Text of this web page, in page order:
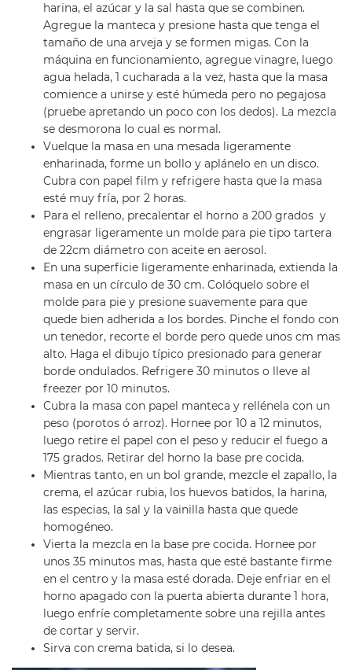
harina, el azúcar y la sal hasta que se combinen.
Agregue la manteca y presione hasta que tenga el
tamaño de una arveja y se formen migas. Con la
máquina en funcionamiento, agregue vinagre, luego
agua helada, 1 cucharada a la vez, hasta que la masa
comience a unirse y esté húmeda pero no pegajosa
(pruebe apretando un poco con los dedos). La mezcla
se desmorona lo cual es normal.
Vuelque la masa en una mesada ligeramente
enharinada, forme un bollo y aplánelo en un disco.
Cubra con papel film y refrigere hasta que la masa
esté muy fría, por 2 horas.
Para el relleno, precalentar el horno a 200 grados y
engrasar ligeramente un molde para pie tipo tartera
de 22cm diámetro con aceite en aerosol.
En una superficie ligeramente enharinada, extienda la
masa en un círculo de 30 cm. Colóquelo sobre el
molde para pie y presione suavemente para que
quede bien adherida a los bordes. Pinche el fondo con
un tenedor, recorte el borde pero quede unos cm mas
alto. Haga el dibujo típico presionado para generar
borde ondulados. Refrigere 30 minutos o lleve al
freezer por 10 minutos.
Cubra la masa con papel manteca y rellénela con un
peso (porotos ó arroz). Hornee por 10 a 12 minutos,
luego retire el papel con el peso y reducir el fuego a
175 grados. Retirar del horno la base pre cocida.
Mientras tanto, en un bol grande, mezcle el zapallo, la
crema, el azúcar rubia, los huevos batidos, la harina,
las especias, la sal y la vainilla hasta que quede
homogéneo.
Vierta la mezcla en la base pre cocida. Hornee por
unos 35 minutos mas, hasta que esté bastante firme
en el centro y la masa esté dorada. Deje enfriar en el
horno apagado con la puerta abierta durante 1 hora,
luego enfríe completamente sobre una rejilla antes
de cortar y servir.
Sirva con crema batida, si lo desea.